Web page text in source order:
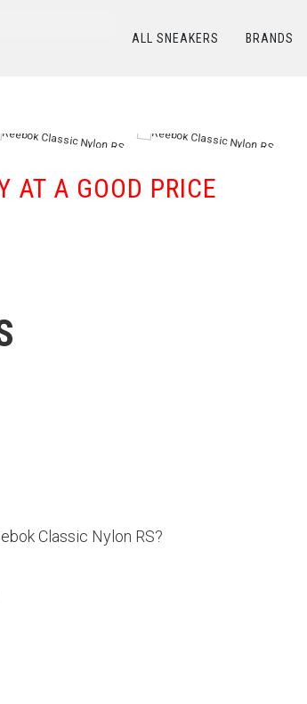
ALL SNEAKERS BRANDS
AT A GOOD PRICE
Classic Nylon RS?